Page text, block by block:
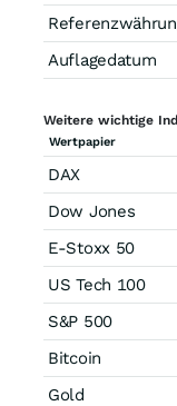
Auflagedatum
Weitere wichtige
Wertpapier
DAX
Dow Jones
E-Stoxx 50
US Tech 100
S&P 500
Bitcoin
Gold